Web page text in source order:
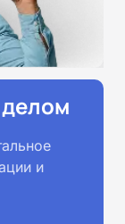
и